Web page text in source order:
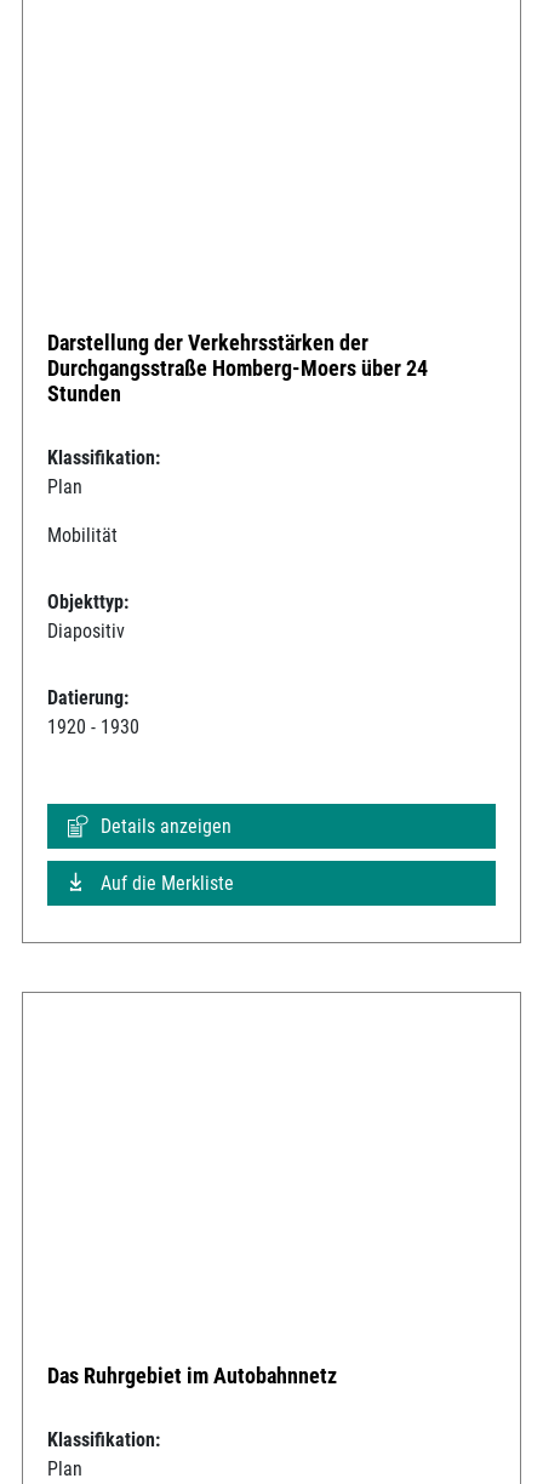
Darstellung der Verkehrsstärken der
Durchgangsstraße Homberg-Moers über 24
Stunden
Klassifikation:
Plan
Mobilität
Objekttyp:
Diapositiv
Datierung:
1920 - 1930
Details anzeigen
Auf die Merkliste
Das Ruhrgebiet im Autobahnnetz
Klassifikation:
Plan